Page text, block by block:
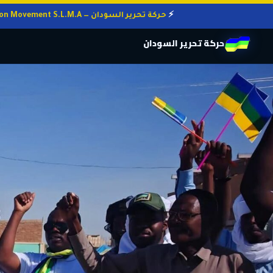
حركة تحرير السودان — Sudan Liberation Movement S.L.M.A
حركة تحرير السودان